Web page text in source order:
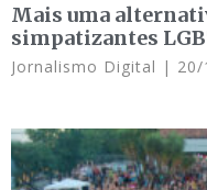
Mais uma
simpatizantes
Jornalismo Digital 20/